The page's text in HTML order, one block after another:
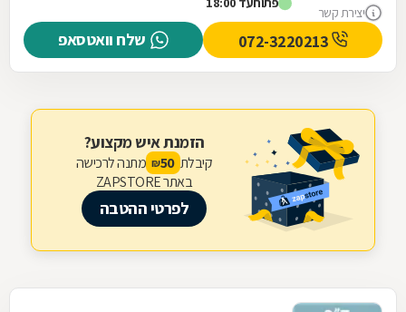
יצירת קשר
הלבנות...
שלח וואטסאפ
הזמנת איש מקצוע?
קיבלת 50
₪ מתנה לרכישה
באתר ZAPSTORE
לפרטי ההטבה